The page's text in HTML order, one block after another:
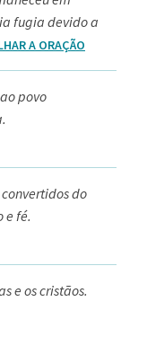
fugia devido a
A ORAÇÃO
povo
do
e fé.
e os cristãos.